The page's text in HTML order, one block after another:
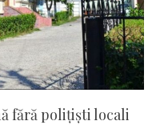
fără polițiști locali